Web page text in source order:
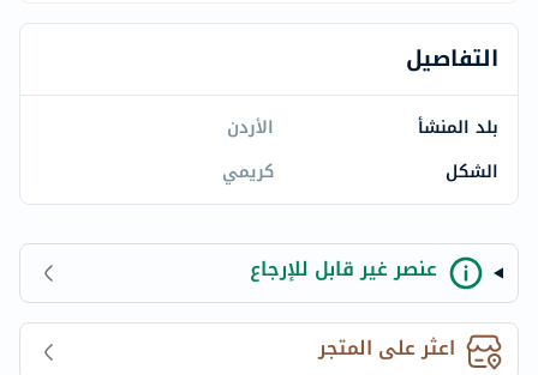
التفاصيل
بلد المنشأ
الأردن
الشكل
كريمي
عنصر غير قابل للإرجاع
اعثر على المتجر